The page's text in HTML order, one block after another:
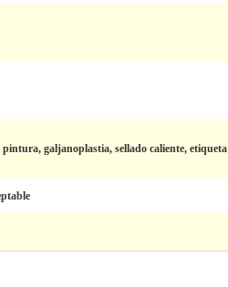
pintura, galjanoplastia, sellado caliente, etiqueta